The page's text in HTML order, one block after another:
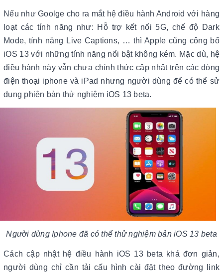
Nếu như Goolge cho ra mắt hệ điều hành Android với hàng
loạt các tính năng như: Hỗ trợ kết nối 5G, chế độ Dark
Mode, tính năng Live Captions, … thì Apple cũng công bố
iOS 13 với những tính năng nổi bật không kém. Mặc dù, hệ
điều hành này vẫn chưa chính thức cập nhật trên các dòng
điện thoại iphone và iPad nhưng người dùng để có thể sử
dụng phiên bản thử nghiệm iOS 13 beta.
Người dùng Iphone đã có thể thử nghiệm bản iOS 13 beta
Cách cập nhật hệ điều hành iOS 13 beta khá đơn giản,
người dùng chỉ cần tải cấu hình cài đặt theo đường link